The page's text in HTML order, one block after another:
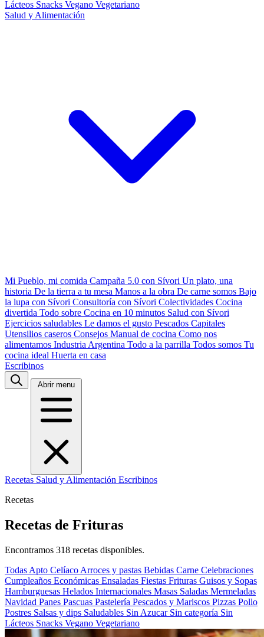
Lácteos Snacks Vegano Vegetariano
Salud y Alimentación
Mi Pueblo, mi comida Campaña 5.0 con Sívori Un plato, una
historia De la tierra a tu mesa Manos a la obra De carne somos Bajo
la lupa con Sívori Consultoría con Sívori Colectividades Cocina
divertida Todo sobre Cocina en 10 minutos Salud con Sívori
Ejercicios saludables Le damos el gusto Pescados Capitales
Utensilios caseros Consejos Manual de cocina Como nos
alimentamos Industria Argentina Todo a la parrilla Todos somos Tu
cocina ideal Huerta en casa
Escribinos
Abrir menu
Recetas Salud y Alimentación Escribinos
Recetas
Recetas de Frituras
Encontramos 318 recetas disponibles.
Todas Apto Celíaco Arroces y pastas Bebidas Carne Celebraciones
Cumpleaños Económicas Ensaladas Fiestas Frituras Guisos y Sopas
Hamburguesas Helados Internacionales Masas Saladas Mermeladas
Navidad Panes Pascuas Pastelería Pescados y Mariscos Pizzas Pollo
Postres Salsas y dips Saludables Sin Azucar Sin categoría Sin
Lácteos Snacks Vegano Vegetariano